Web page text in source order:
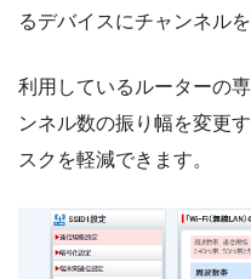
るデバイスにチャンネル
利用しているルーターの
ンネル数の振り幅を変更
スクを軽減できます。